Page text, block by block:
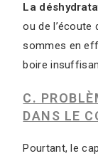
La
ou de
sommes en
boire
C.
DANS LE
Pourtant, le